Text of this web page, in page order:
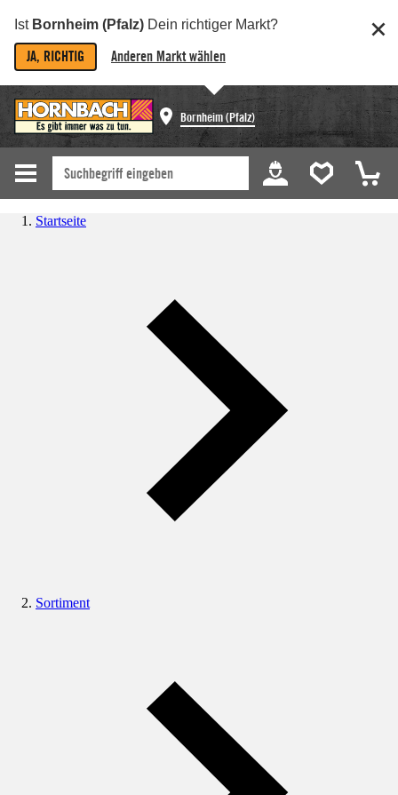
Ist Bornheim (Pfalz) Dein richtiger Markt?
JA, RICHTIG Anderen Markt wählen
Bornheim (Pfalz)
Startseite
Sortiment